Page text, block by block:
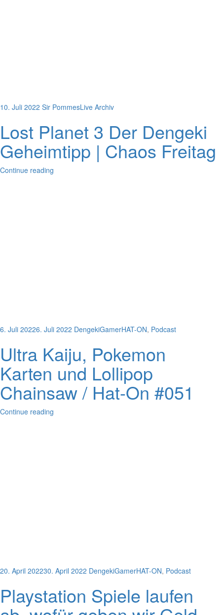
10. Juli 2022 Sir PommesLive Archiv
Lost Planet 3 Der Dengeki
Geheimtipp | Chaos Freitag
Continue reading
6. Juli 20226. Juli 2022 DengekiGamerHAT-ON, Podcast
Ultra Kaiju, Pokemon
Karten und Lollipop
Chainsaw / Hat-On #051
Continue reading
20. April 202230. April 2022 DengekiGamerHAT-ON, Podcast
Playstation Spiele laufen